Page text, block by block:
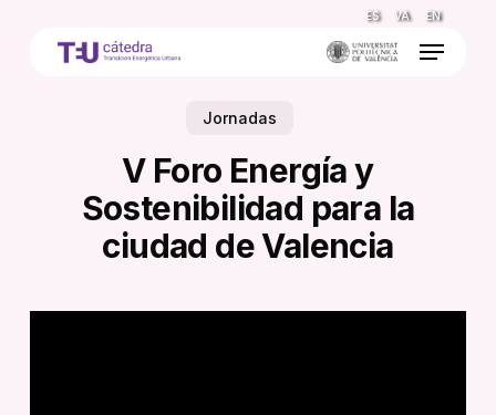
ES VA EN
Menu
Jornadas
V Foro Energía y
Sostenibilidad para la
ciudad de Valencia